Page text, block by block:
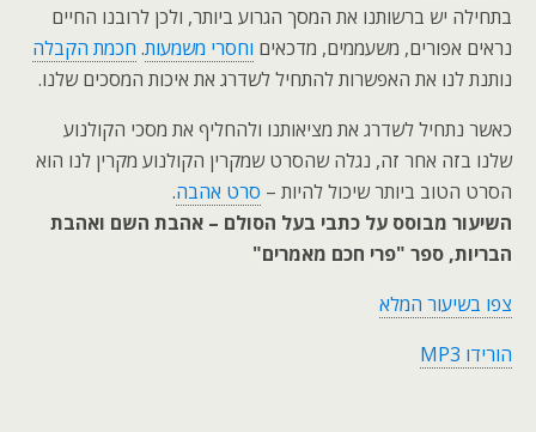
בתחילה יש ברשותנו את המסך הגרוע ביותר, ולכן לרובנו החיים
נראים אפורים, משעממים, מדכאים וחסרי משמעות. חכמת הקבלה
נותנת לנו את האפשרות להתחיל לשדרג את איכות המסכים שלנו.
כאשר נתחיל לשדרג את מציאותנו ולהחליף את מסכי הקולנוע
שלנו בזה אחר זה, נגלה שהסרט שמקרין הקולנוע מקרין לנו הוא
הסרט הטוב ביותר שיכול להיות – סרט אהבה.
השיעור מבוסס על כתבי בעל הסולם – אהבת השם ואהבת
הבריות, ספר "פרי חכם מאמרים"
צפו בשיעור המלא
הורידו MP3